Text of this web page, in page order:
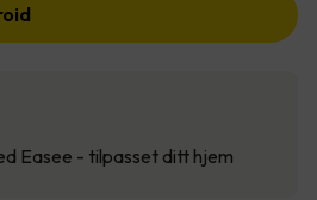
Easee - tilpasset ditt hjem